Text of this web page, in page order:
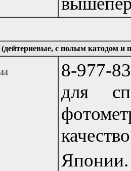
с полым катодом и
8-977-
для